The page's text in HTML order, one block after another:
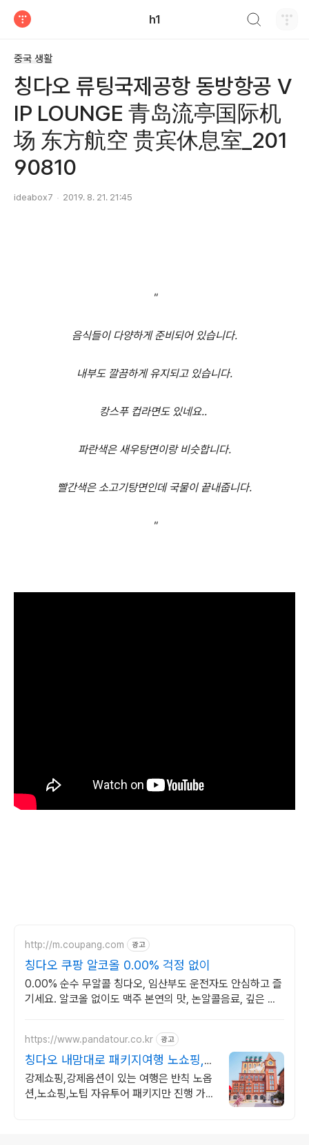
h1
중국 생활
칭다오 류팅국제공항 동방항공 V
IP LOUNGE 青岛流亭国际机
场 东方航空 贵宾休息室_201
90810
ideabox7 2019. 8. 21. 21:45
"
음식들이 다양하게 준비되어 있습니다.
내부도 깔끔하게 유지되고 있습니다.
캉스푸 컵라면도 있네요..
파란색은 새우탕면이랑 비슷합니다.
빨간색은 소고기탕면인데 국물이 끝내줍니다.
"
http://m.coupang.com 광고
칭다오 쿠팡 알코올 0.00% 걱정 없이
0.00% 순수 무알콜 칭다오, 임산부도 운전자도 안심하고 즐
기세요. 알코올 없이도 맥주 본연의 맛, 논알콜음료, 깊은 풍
https://www.pandatour.co.kr 광고
칭다오 내맘대로 패키지여행 노쇼핑,노
옵션,노팁
강제쇼핑,강제옵션이 있는 여행은 반칙 노옵
션,노쇼핑,노팁 자유투어 패키지만 진행 가이